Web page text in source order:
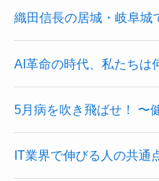
織田信長の居城・岐阜城
AI革命の時代、私たちは
5月病を吹き飛ばせ！ 〜
IT業界で伸びる人の共通